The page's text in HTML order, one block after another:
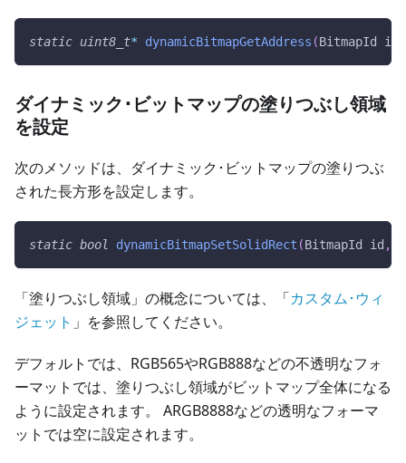
static uint8_t* dynamicBitmapGetAddress (BitmapId id
ダイナミック･ビットマップの塗りつぶし領域
を設定
次のメソッドは、ダイナミック･ビットマップの塗りつぶ
された長方形を設定します。
static bool dynamicBitmapSetSolidRect (BitmapId id ,
「塗りつぶし領域」の概念については、「カスタム･ウィ
ジェット 」を参照してください。
デフォルトでは、RGB565やRGB888などの不透明なフォ
ーマットでは、塗りつぶし領域がビットマップ全体になる
ように設定されます。 ARGB8888などの透明なフォーマ
ットでは空に設定されます。